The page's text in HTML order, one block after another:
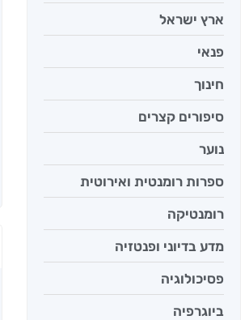
ארץ ישראל
פנאי
חינוך
סיפורים קצרים
נוער
ספרות רומנטית ואירוטית
רומנטיקה
מדע בדיוני ופנטזיה
פסיכולוגיה
ביוגרפיה